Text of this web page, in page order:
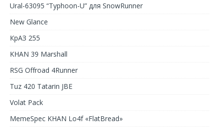
Ural-63095 “Typhoon-U” для SnowRunner
New Glance
КрАЗ 255
KHAN 39 Marshall
RSG Offroad 4Runner
Tuz 420 Tatarin JBE
Volat Pack
MemeSpec KHAN Lo4f «FlatBread»